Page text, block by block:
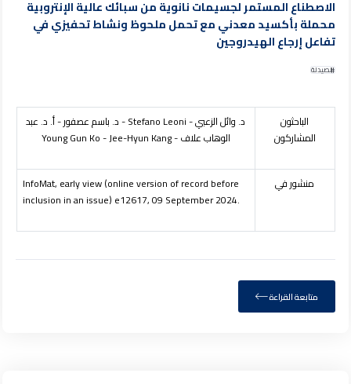
الاصطناع المستمر لجسيمات نانوية من سبائك عالية الإنتروبية
محملة بأكسيد معدني مع تحمل ملحوظ ونشاط تحفيزي في
تفاعل إرجاع الهيدروجين
الصيدلة
الباحثون
المشاركون
د. وائل الزعبي -Stefano Leoni- د. باسم عصفور - أ. د. عبد
الوهاب علاف -Jee-Hyun Kang
-
Young Gun Ko
منشور في
InfoMat, early view (online version of record before
inclusion in an issue) e12617, 09 September 2024.
متابعة القراءة